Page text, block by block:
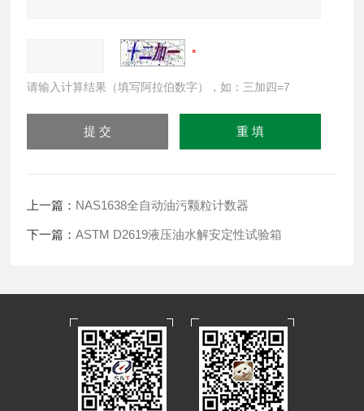
请输入计算结果（填写阿拉伯数字），如：三加四=7
上一篇： NAS1638全自动油污颗粒计数器
下一篇：ASTM D2619液压油水解安定性试验箱